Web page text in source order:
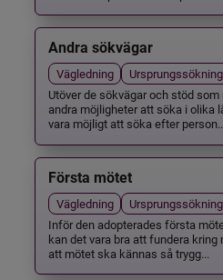
Andra sökvägar
Vägledning
Ursprungssökning
Utöver de sökvägar och stöd
andra möjligheter att söka i olika
vara möjligt att söka efter
Första mötet
Vägledning Ursprungssökning
Inför den adopterades första
kan det vara bra att fundera
att mötet ska kännas så trygg...